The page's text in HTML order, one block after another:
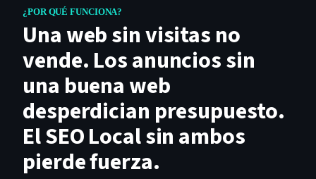
¿POR QUÉ FUNCIONA?
Una web sin visitas no
vende. Los anuncios sin
una buena web
desperdician presupuesto.
El SEO Local sin ambos
pierde fuerza.